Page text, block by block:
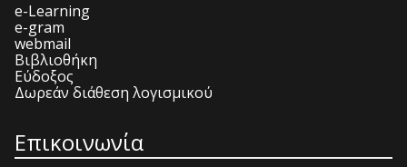
e-Learning
e-gram
webmail
Βιβλιοθήκη
Εύδοξος
Δωρεάν διάθεση λογισμικού
Επικοινωνία